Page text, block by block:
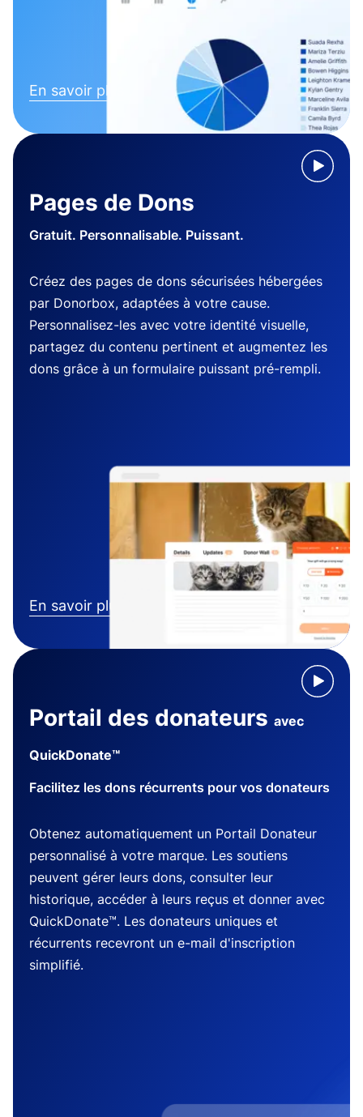
En savoir plus
Pages de Dons
Gratuit. Personnalisable. Puissant.
Créez des pages de dons sécurisées hébergées
par Donorbox, adaptées à votre cause.
Personnalisez-les avec votre identité visuelle,
partagez du contenu pertinent et augmentez les
dons grâce à un formulaire puissant pré-rempli.
En savoir plus
Portail des donateurs avec
QuickDonate™
Facilitez les dons récurrents pour vos donateurs
Obtenez automatiquement un Portail Donateur
personnalisé à votre marque. Les soutiens
peuvent gérer leurs dons, consulter leur
historique, accéder à leurs reçus et donner avec
QuickDonate™. Les donateurs uniques et
récurrents recevront un e-mail d'inscription
simplifié.